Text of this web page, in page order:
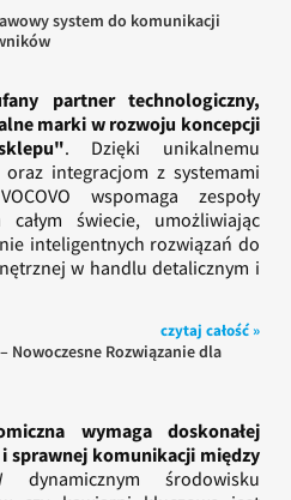
system do komunikacji
partner technologiczny,
marki w rozwoju koncepcji
. Dzięki unikalnemu
integracjom z systemami
wspomaga zespoły
świecie, umożliwiając
inteligentnych rozwiązań do
w handlu detalicznym i
czytaj całość »
Nowoczesne Rozwiązanie dla
wymaga doskonałej
sprawnej komunikacji między
dynamicznym środowisku